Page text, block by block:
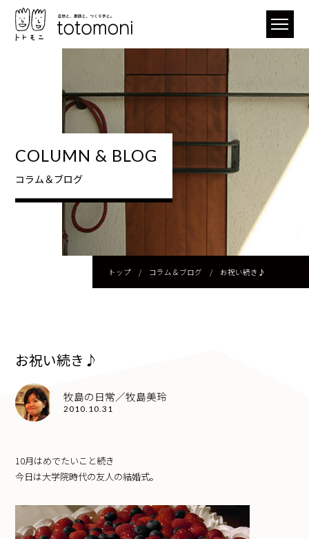
COLUMN & BLOG
コラム＆ブログ
トップ/ コラム＆ブログ / お祝い続き♪
お祝い続き♪
牧島の日常／牧島美玲
2010.10.31
10月はめでたいこと続き
今日は大学院時代の友人の結婚式。